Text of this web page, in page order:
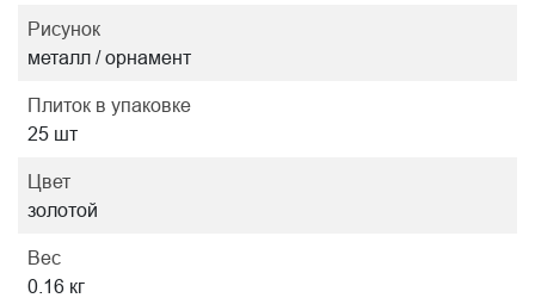
Рисунок
металл / орнамент
Плиток в упаковке
25 шт
Цвет
золотой
Вес
0.16 кг